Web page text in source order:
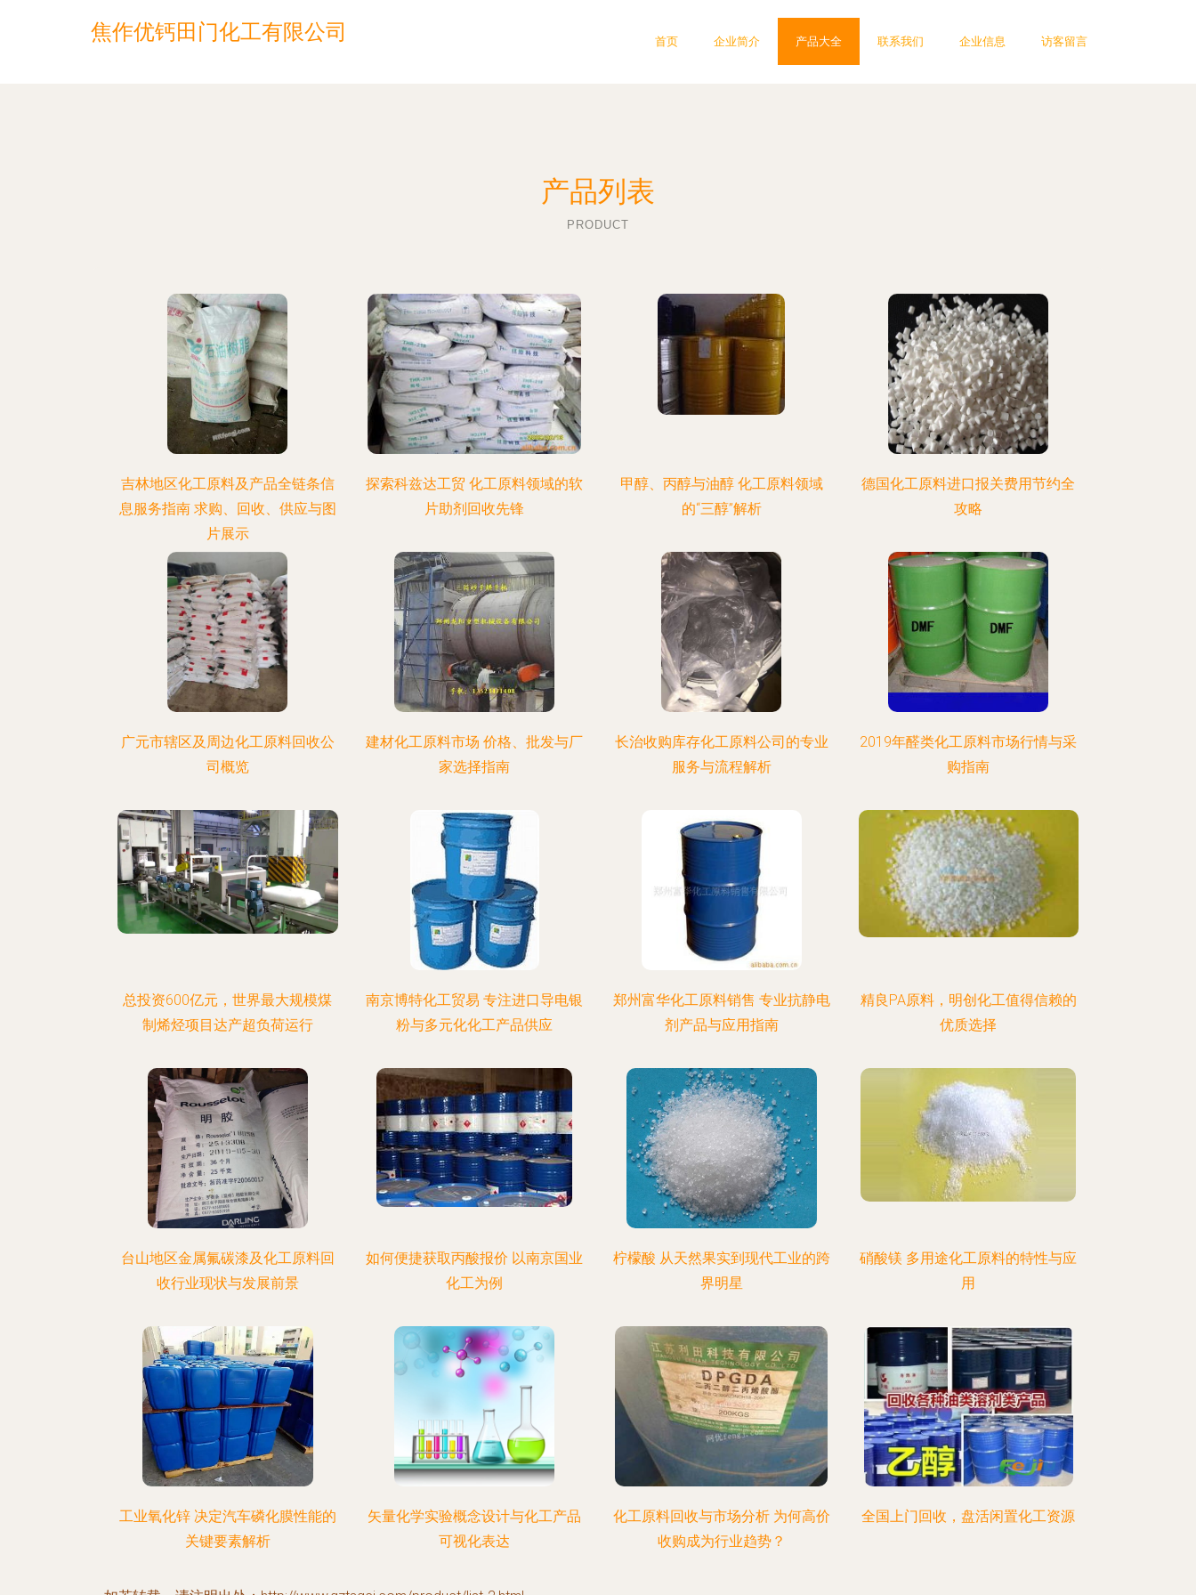
焦作优钙田门化工有限公司 首页 企业简介 产品大全 联系我们 企业信息 访客留言
产品列表
PRODUCT
吉林地区化工原料及产品全链条信
息服务指南 求购、回收、供应与图
片展示
探索科兹达工贸 化工原料领域的软
片助剂回收先锋
甲醇、丙醇与油醇 化工原料领域
的“三醇”解析
德国化工原料进口报关费用节约全
攻略
广元市辖区及周边化工原料回收公
司概览
建材化工原料市场 价格、批发与厂
家选择指南
长治收购库存化工原料公司的专业
服务与流程解析
2019年醛类化工原料市场行情与采
购指南
总投资600亿元，世界最大规模煤
制烯烃项目达产超负荷运行
南京博特化工贸易 专注进口导电银
粉与多元化化工产品供应
郑州富华化工原料销售 专业抗静电
剂产品与应用指南
精良PA原料，明创化工值得信赖的
优质选择
台山地区金属氟碳漆及化工原料回
收行业现状与发展前景
如何便捷获取丙酸报价 以南京国业
化工为例
柠檬酸 从天然果实到现代工业的跨
界明星
硝酸镁 多用途化工原料的特性与应
用
工业氧化锌 决定汽车磷化膜性能的
关键要素解析
矢量化学实验概念设计与化工产品
可视化表达
化工原料回收与市场分析 为何高价
收购成为行业趋势？
全国上门回收，盘活闲置化工资源